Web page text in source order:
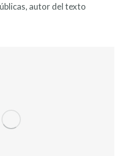
autor del texto